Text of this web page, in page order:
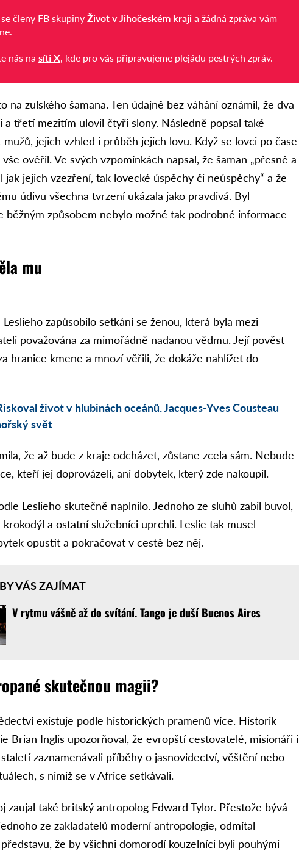
členy FB skupinyŽivot v Jihočeském kraji a žádná zpráva vám
nás nasíti X, kde pro vás připravujeme plejádu pestrých zpráv.
na zulského šamana. Ten údajně bez váhání oznámil, že dva
a třetí mezitím ulovil čtyři slony. Následně popsal také
jejich vzhled i průběh jejich lovu. Když se lovci po čase
ověřil. Ve svých vzpomínkách napsal, že šaman „přesně a
jak jejich vzezření, tak lovecké úspěchy či neúspěchy“ a že
údivu všechna tvrzení ukázala jako pravdivá. Byl
běžným způsobem nebylo možné tak podrobné informace
mu
Leslieho zapůsobilo setkání se ženou, která byla mezi
považována za mimořádně nadanou vědmu. Její pověst
hranice kmene a mnozí věřili, že dokáže nahlížet do
život v hlubinách oceánů. Jacques-Yves Cousteau
svět
že až bude z kraje odcházet, zůstane zcela sám. Nebude
kteří jej doprovázeli, ani dobytek, který zde nakoupil.
Leslieho skutečně naplnilo. Jednoho ze sluhů zabil buvol,
a ostatní služebníci uprchli. Leslie tak musel
opustit a pokračovat v cestě bez něj.
VÁS ZAJÍMAT
V rytmu vášně až do svítání. Tango je duší Buenos Aires
skutečnou magii?
existuje podle historických pramenů více. Historik
Brian Inglis upozorňoval, že evropští cestovatelé, misionáři i
zaznamenávali příběhy o jasnovidectví, věštění nebo
s nimiž se v Africe setkávali.
zaujal také britský antropolog Edward Tylor. Přestože bývá
ze zakladatelů moderní antropologie, odmítal
že by všichni domorodí kouzelníci byli pouhými